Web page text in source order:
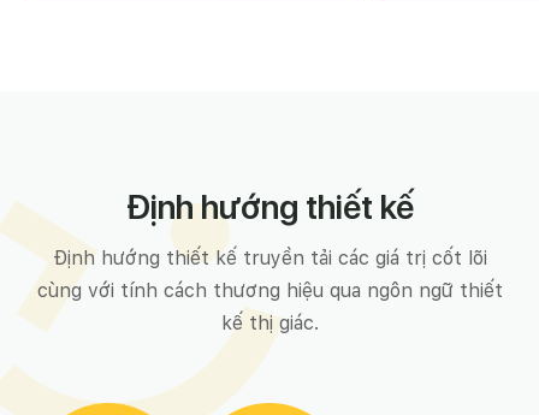
Định hướng thiết kế
Định hướng thiết kế truyền tải các giá trị cốt lõi
cùng với tính cách thương hiệu qua ngôn ngữ thiết
kế thị giác.